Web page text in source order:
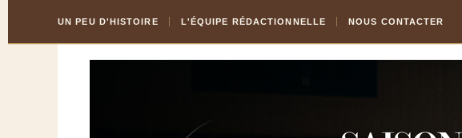
Content
la
UN PEU D'HISTOIRE L'ÉQUIPE RÉDACTIONNELLE NOUS CONTACTER